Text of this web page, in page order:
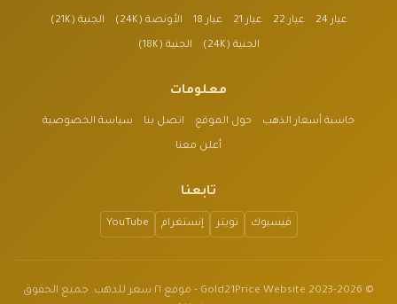
عيار 24 عيار 22 عيار 21 عيار 18 الأونصة (24K) الجنية (21K)
الجنية (24K) الجنية (18K)
معلومات
حاسبة أسعار الذهب حول الموقع اتصل بنا سياسة الخصوصية
أعلن معنا
تابعنا
فيسبوك تويتر إنستغرام YouTube
© 2023-2026 Gold21Price Website - موقع ٢١ سعر للذهب. جميع الحقوق